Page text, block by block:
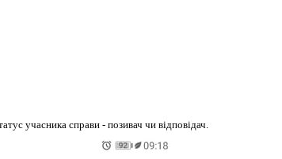
учасника справи - позивач чи відповідач.